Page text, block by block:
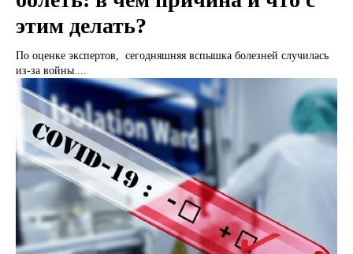
этим делать?
По оценке экспертов, сегодняшняя вспышка болезней случилась
из-за войны....